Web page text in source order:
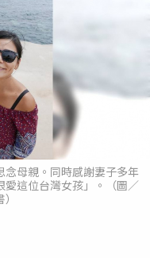
母親。同時感謝妻子多年
愛這位台灣女孩」。（圖／